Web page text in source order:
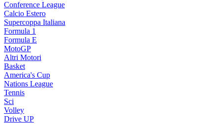
Conference League
Calcio Estero
Supercoppa Italiana
Formula 1
Formula E
MotoGP
Altri Motori
Basket
America's Cup
Nations League
Tennis
Sci
Volley
Drive UP